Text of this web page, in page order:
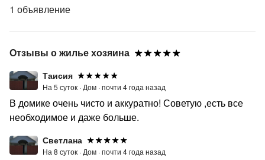
1 объявление
Отзывы о жилье хозяина
Таисия
На 5 суток · Дом ·почти 4 года назад
В домике очень чисто и аккуратно! Советую ,есть все
необходимое и даже больше.
Светлана
На 8 суток · Дом ·почти 4 года назад